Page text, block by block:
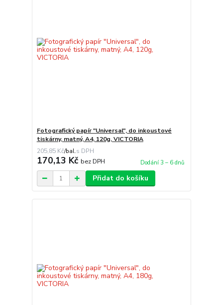
Fotografický papír "Universal", do inkoustové
tiskárny, matný, A4, 120g, VICTORIA
205,85 Kč/bal.
170,13 Kč bez DPH Dodání 3 – 6 dnů
Přidat do košíku